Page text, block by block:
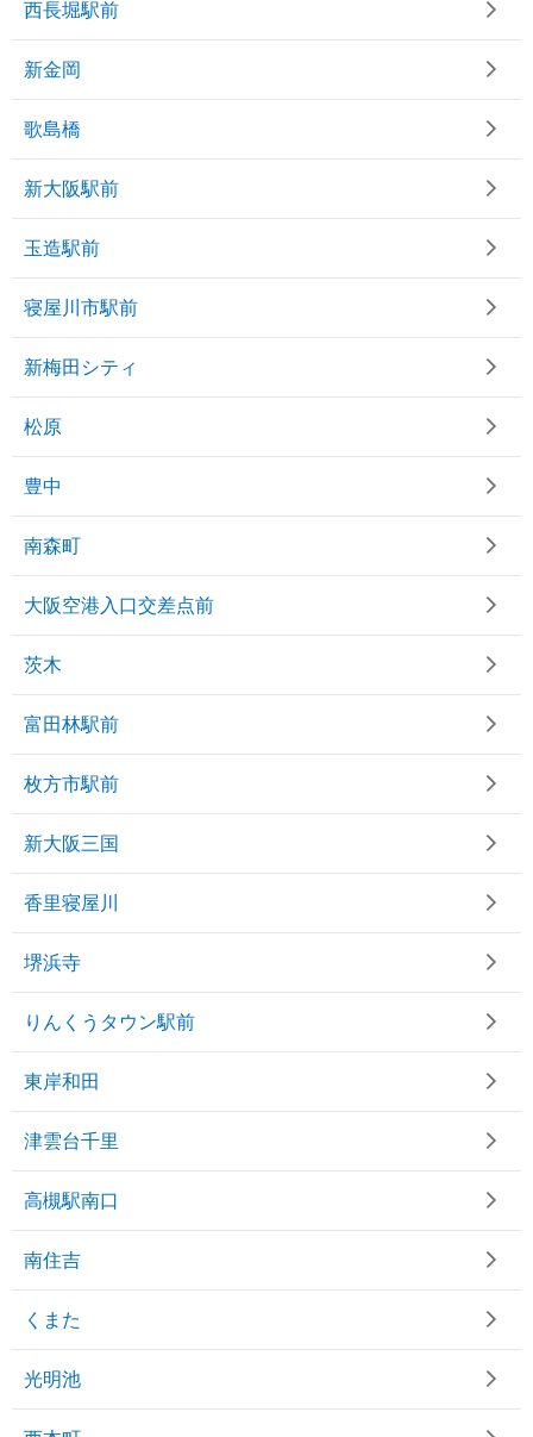
西長堀駅前
新金岡
歌島橋
新大阪駅前
玉造駅前
寝屋川市駅前
新梅田シティ
松原
豊中
南森町
大阪空港入口交差点前
茨木
富田林駅前
枚方市駅前
新大阪三国
香里寝屋川
堺浜寺
りんくうタウン駅前
東岸和田
津雲台千里
高槻駅南口
南住吉
くまた
光明池